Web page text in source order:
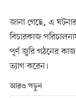
জানা গেছে, এ
বিচারকাজ
পূর্ণ জুরি গঠনের
ত্যাগ করেন।
আরও পড়ুন